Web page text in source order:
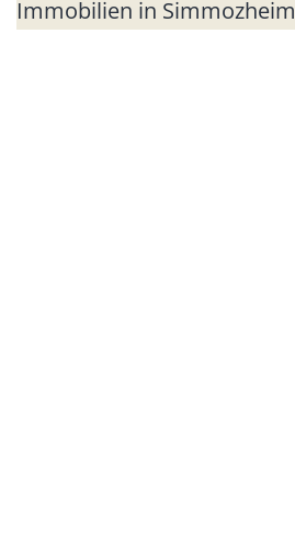
Immobilien in Simmozheim